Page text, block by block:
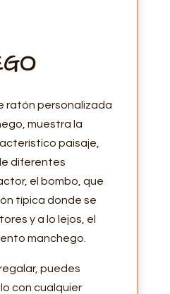
ratón personalizada
muestra la
paisaje,
diferentes
el bombo, que
típica donde se
y a lo lejos, el
manchego.
puedes
con cualquier